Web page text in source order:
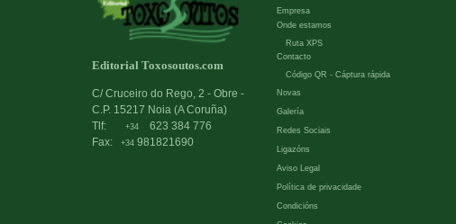
Editorial Toxosoutos.com
C/ Cruceiro do Rego, 2 - Obre -
C.P. 15217 Noia (A Coruña)
Tlf:
+34
623 384 776
Fax:
+34 981821690
Empresa
Onde estamos
Ruta XPS
Contacto
Código QR - Cáptura rápida
Novas
Galería
Redes Sociais
Ligazóns
Aviso Legal
Política de privacidade
Condicións